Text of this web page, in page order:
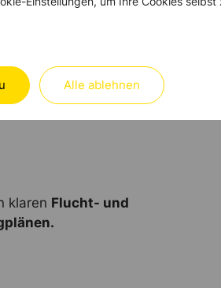
klaren Flucht- und
Alle ablehnen